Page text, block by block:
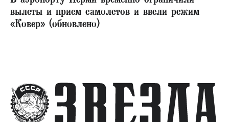
вылеты и прием самолетов и ввели режим
«Ковер» (обновлено)